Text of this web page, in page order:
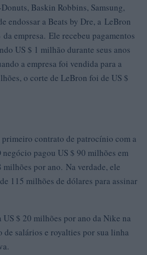
Baskin Robbins, Samsung,
endossar a Beats by Dre, a LeBron
empresa. Ele recebeu pagamentos
US $ 1 milhão durante seus anos
a empresa foi vendida para a
o corte de LeBron foi de US $
primeiro contrato de patrocínio com a
negócio pagou US $ 90 milhões em
milhões por ano. Na verdade, ele
115 milhões de dólares para assinar
$ 20 milhões por ano da Nike na
de salários e royalties por sua linha